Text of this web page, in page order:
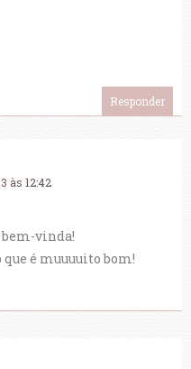
Responder
às 12:42
bem-vinda!
é muuuuito bom!